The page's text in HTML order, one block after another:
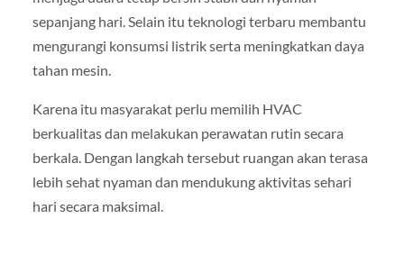
sepanjang hari. Selain itu teknologi terbaru membantu
mengurangi konsumsi listrik serta meningkatkan daya
tahan mesin.
Karena itu masyarakat perlu memilih HVAC
berkualitas dan melakukan perawatan rutin secara
berkala. Dengan langkah tersebut ruangan akan terasa
lebih sehat nyaman dan mendukung aktivitas sehari
hari secara maksimal.